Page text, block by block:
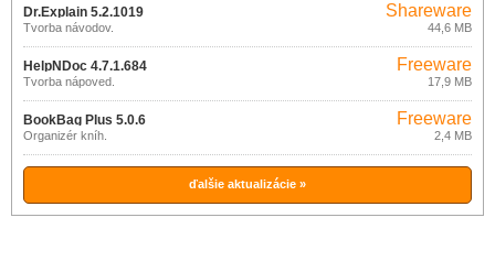
Dr.Explain 5.2.1019
Tvorba návodov.
Shareware
44,6 MB
HelpNDoc 4.7.1.684
Tvorba nápoved.
Freeware
17,9 MB
BookBag Plus 5.0.6
Organizér kníh.
Freeware
2,4 MB
ďalšie aktualizácie »